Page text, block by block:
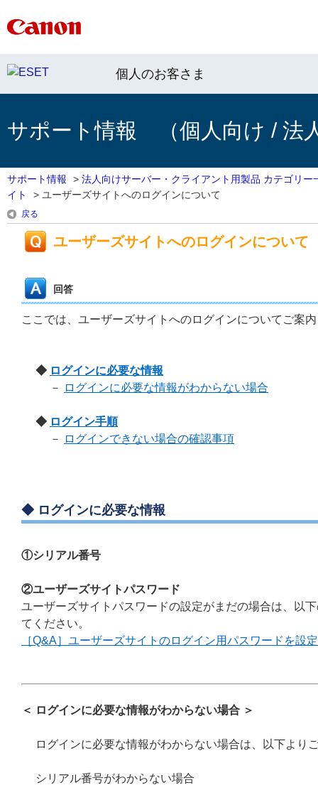
個人のお客さま
サポート情報 （個人向け / 法
サポート情報 > 法人向けサーバー・クライアント用製品 カテゴリー
イト
> ユーザーズサイトへのログインについて
戻る
ユーザーズサイトへのログインについて
回答
ここでは、ユーザーズサイトへのログインについてご案
◆ ログインに必要な情報
－
ログインに必要な情報がわからない場合
◆ ログイン手順
－
ログインできない場合の確認事項
◆ ログインに必要な情報
①シリアル番号
②ユーザーズサイトパスワード
ユーザーズサイトパスワードの設定がまだの場合は、以
てください。
［Q&A］ユーザーズサイトのログイン用パスワードを設
＜ ログインに必要な情報がわからない場合 ＞
ログインに必要な情報がわからない場合は、以下より
シリアル番号がわからない場合